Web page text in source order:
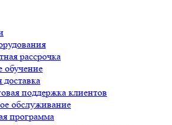
рассрочка
обучение
доставка
поддержка клиентов
обслуживание
программа